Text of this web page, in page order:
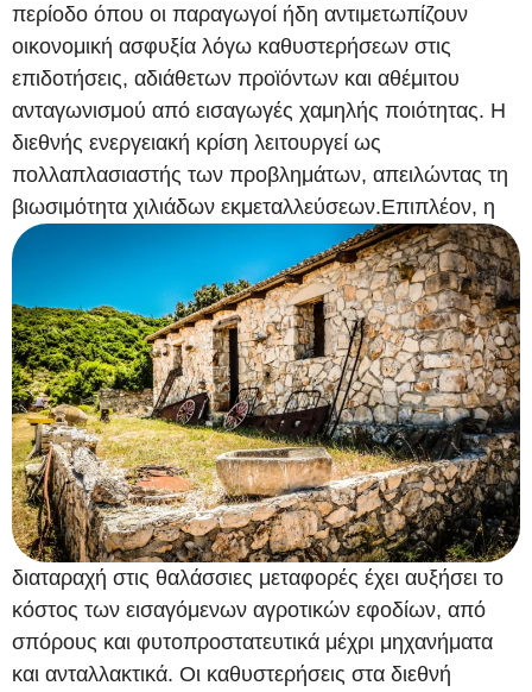
περίοδο όπου οι παραγωγοί ήδη αντιμετωπίζουν
οικονομική ασφυξία λόγω καθυστερήσεων στις
επιδοτήσεις, αδιάθετων προϊόντων και αθέμιτου
ανταγωνισμού από εισαγωγές χαμηλής ποιότητας. Η
διεθνής ενεργειακή κρίση λειτουργεί ως
πολλαπλασιαστής των προβλημάτων, απειλώντας τη
βιωσιμότητα χιλιάδων εκμεταλλεύσεων.Επιπλέον, η
διαταραχή στις θαλάσσιες μεταφορές έχει αυξήσει το
κόστος των εισαγόμενων αγροτικών εφοδίων, από
σπόρους και φυτοπροστατευτικά μέχρι μηχανήματα
και ανταλλακτικά. Οι καθυστερήσεις στα διεθνή